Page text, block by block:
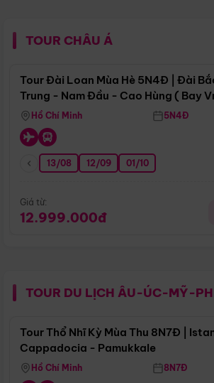
TOUR CHÂU Á
Tour Đài Loan Mùa Hè 5N4Đ | Đài
Trung - Nam Đầu - Cao Hùng ( Bay
Hồ Chí Minh 5N4Đ
13/08 12/09 01/10
Giá từ:
12.999.000đ
TOUR DU LỊCH ÂU-ÚC-MỸ-
Tour Thổ Nhĩ Kỳ Mùa Thu 8N7Đ |
Cappadocia - Pamukkale
Hồ Chí Minh 8N7Đ